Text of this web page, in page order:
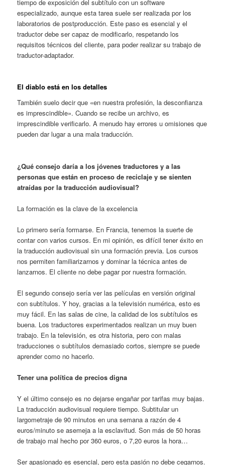
tiempo de exposición del subtítulo con un software
especializado, aunque esta tarea suele ser realizada por los
laboratorios de postproducción. Este paso es esencial y el
traductor debe ser capaz de modificarlo, respetando los
requisitos técnicos del cliente, para poder realizar su trabajo de
traductor-adaptador.
El diablo está en los detalles
También suelo decir que «en nuestra profesión, la desconfianza
es imprescindible». Cuando se recibe un archivo, es
imprescindible verificarlo. A menudo hay errores u omisiones que
pueden dar lugar a una mala traducción.
¿Qué consejo daría a los jóvenes traductores y a las
personas que están en proceso de reciclaje y se sienten
atraídas por la traducción audiovisual?
La formación es la clave de la excelencia
Lo primero sería formarse. En Francia, tenemos la suerte de
contar con varios cursos. En mi opinión, es difícil tener éxito en
la traducción audiovisual sin una formación previa. Los cursos
nos permiten familiarizarnos y dominar la técnica antes de
lanzarnos. El cliente no debe pagar por nuestra formación.
El segundo consejo sería ver las películas en versión original
con subtítulos. Y hoy, gracias a la televisión numérica, esto es
muy fácil. En las salas de cine, la calidad de los subtítulos es
buena. Los traductores experimentados realizan un muy buen
trabajo. En la televisión, es otra historia, pero con malas
traducciones o subtítulos demasiado cortos, siempre se puede
aprender como no hacerlo.
Tener una política de precios digna
Y el último consejo es no dejarse engañar por tarifas muy bajas.
La traducción audiovisual requiere tiempo. Subtitular un
largometraje de 90 minutos en una semana a razón de 4
euros/minuto se asemeja a la esclavitud. Son más de 50 horas
de trabajo mal hecho por 360 euros, o 7,20 euros la hora…
Ser apasionado es esencial, pero esta pasión no debe cegarnos.